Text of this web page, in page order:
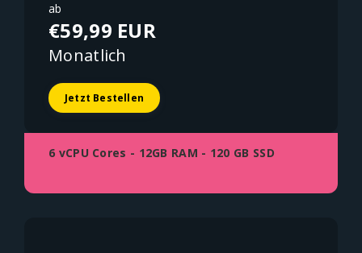
ab
€59,99 EUR
Monatlich
Jetzt Bestellen
6 vCPU Cores - 12GB RAM - 120 GB SSD